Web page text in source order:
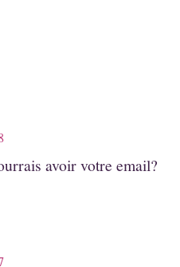
avoir votre email?